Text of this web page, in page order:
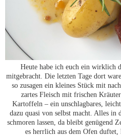
Heute habe ich euch ein wirklich
mitgebracht. Die letzten Tage dort
so zusagen ein kleines Stück mit
zartes Fleisch mit frischen
Kartoffeln – ein unschlagbares,
dazu quasi von selbst macht. Alles in
schmoren lassen, da bleibt genügend
es herrlich aus dem Ofen duftet,